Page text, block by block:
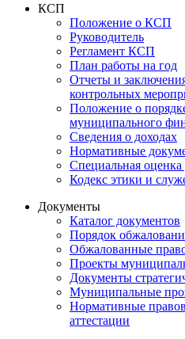
КСП
Положение о КСП
Руководитель
Регламент КСП
План работы на год
Отчеты и
контрольных
Положение о
муниципального
Сведения о доходах
Нормативные
Специальная оценка
Кодекс этики и
Документы
Каталог документов
Порядок
Обжалованные
Проекты
Документы
Муниципальные
Нормативные
аттестации